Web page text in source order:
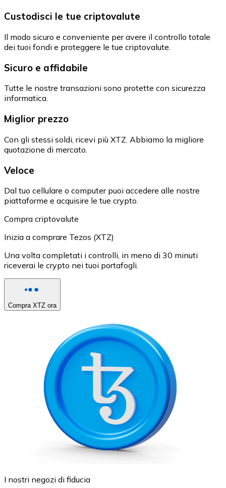
Custodisci le tue criptovalute
Il modo sicuro e conveniente per avere il controllo totale
dei tuoi fondi e proteggere le tue criptovalute.
Sicuro e affidabile
Tutte le nostre transazioni sono protette con sicurezza
informatica.
Miglior prezzo
Con gli stessi soldi, ricevi più XTZ. Abbiamo la migliore
quotazione di mercato.
Veloce
Dal tuo cellulare o computer puoi accedere alle nostre
piattaforme e acquisire le tue crypto.
Compra criptovalute
Inizia a comprare Tezos (XTZ)
Una volta completati i controlli, in meno di 30 minuti
riceverai le crypto nei tuoi portafogli.
Compra XTZ ora
I nostri negozi di fiducia